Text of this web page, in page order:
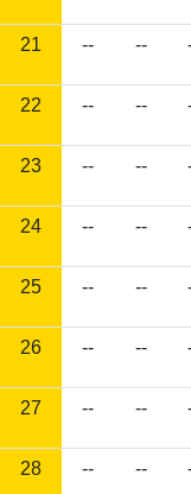
21 -- --
22 -- --
23 -- --
24 -- --
25 -- --
26 -- --
27 -- --
28 -- --